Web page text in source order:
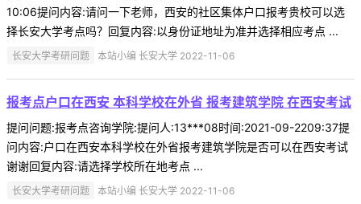
10:06提问内容:请问一下老师，西安的社区集体户口报考贵校可以选
择长安大学考点吗？回复内容:以身份证地址为准并选择相应考点 ...
长安大学考研问题 本站小编 长安大学 2022-11-06
报考点户口在西安 本科学校在外省 报考建筑学院 在西安考试
提问问题:报考点咨询学院:提问人:13***08时间:2021-09-2209:37提
问内容:户口在西安本科学校在外省报考建筑学院是否可以在西安考试
谢谢回复内容:请选择学校所在地考点 ...
长安大学考研问题 本站小编 长安大学 2022-11-06